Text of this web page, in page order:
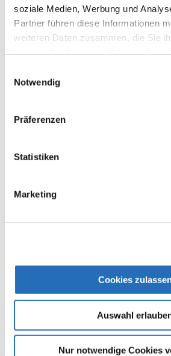
soziale Medien, Werbung und
Partner führen diese Informationen
weiteren Daten zusammen, die Sie
Cookies, wenn Sie unsere Webseite
Notwendig
Präferenzen
Statistiken
Marketing
Cookies
Auswahl
Nur notwendige Cookies
Allgemeine Leistungen